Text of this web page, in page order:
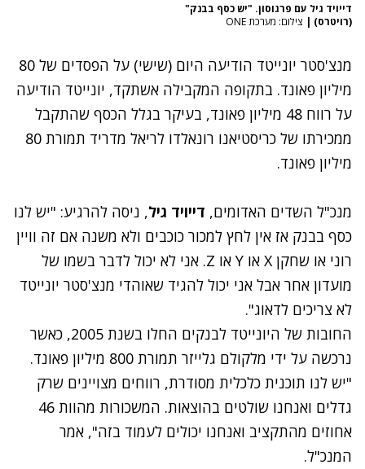
דייויד גיל עם פרגוסון. "יש כסף בבנק"
(רויטרס) | צילום: מערכת ONE
מנצ'סטר יונייטד הודיעה היום (שישי) על הפסדים של 80
מיליון פאונד. בתקופה המקבילה אשתקד, יונייטד הודיעה
על רווח 48 מיליון פאונד, בעיקר בגלל הכסף שהתקבל
ממכירתו של כריסטיאנו רונאלדו לריאל מדריד תמורת 80
מיליון פאונד.
מנכ"ל השדים האדומים, דייויד גיל, ניסה להרגיע: "יש לנו
כסף בבנק אז אין לחץ למכור כוכבים ולא משנה אם זה וויין
רוני או שחקן X או Y או Z. אני לא יכול לדבר בשמו של
מועדון אחר אבל אני יכול להגיד שאוהדי מנצ'סטר יונייטד
לא צריכים לדאוג".
החובות של היונייטד לבנקים החלו בשנת 2005, כאשר
נרכשה על ידי מלקולם גלייזר תמורת 800 מיליון פאונד.
"יש לנו תוכנית כלכלית מסודרת, רווחים מצויינים שרק
גדלים ואנחנו שולטים בהוצאות. המשכורות מהוות 46
אחוזים מהתקציב ואנחנו יכולים לעמוד בזה", אמר
המנכ"ל.